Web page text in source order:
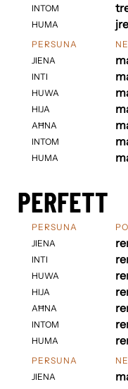
INTOM
HUMA
PERSUNA
JIENA
INTI
HUWA
HIJA
AĦNA
INTOM
HUMA
PERFETT
PERSUNA
JIENA
INTI
HUWA
HIJA
AĦNA
INTOM
HUMA
PERSUNA
JIENA